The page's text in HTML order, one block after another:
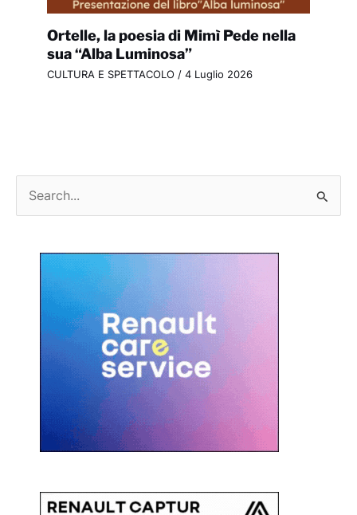
Ortelle, la poesia di Mimì Pede nella
sua “Alba Luminosa”
CULTURA E SPETTACOLO / 4 Luglio 2026